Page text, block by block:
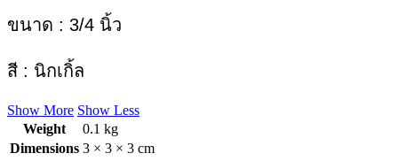
ขนาด : 3/4 นิ้ว
สี : นิกเกิ้ล
Show More Show Less
Weight
0.1 kg
Dimensions 3 × 3 × 3 cm